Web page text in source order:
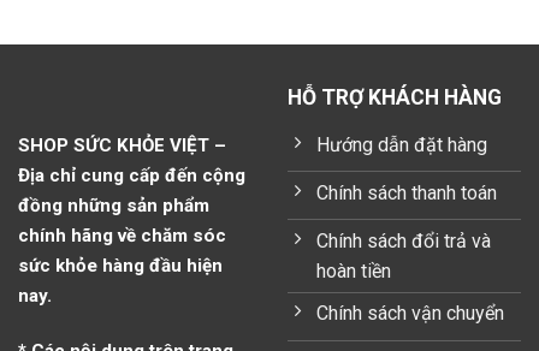
SHOP SỨC KHỎE VIỆT –
Địa chỉ cung cấp đến cộng
đồng những sản phẩm
chính hãng về chăm sóc
sức khỏe hàng đầu hiện
nay.
HỖ TRỢ KHÁCH HÀNG
Hướng dẫn đặt hàng
Chính sách thanh toán
Chính sách đổi trả và
hoàn tiền
Chính sách vận chuyển